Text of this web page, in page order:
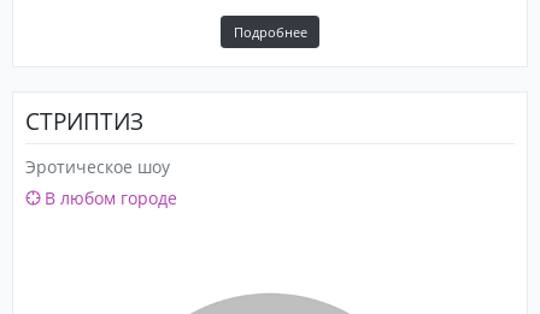
Подробнее
СТРИПТИЗ
Эротическое шоу
В любом городе